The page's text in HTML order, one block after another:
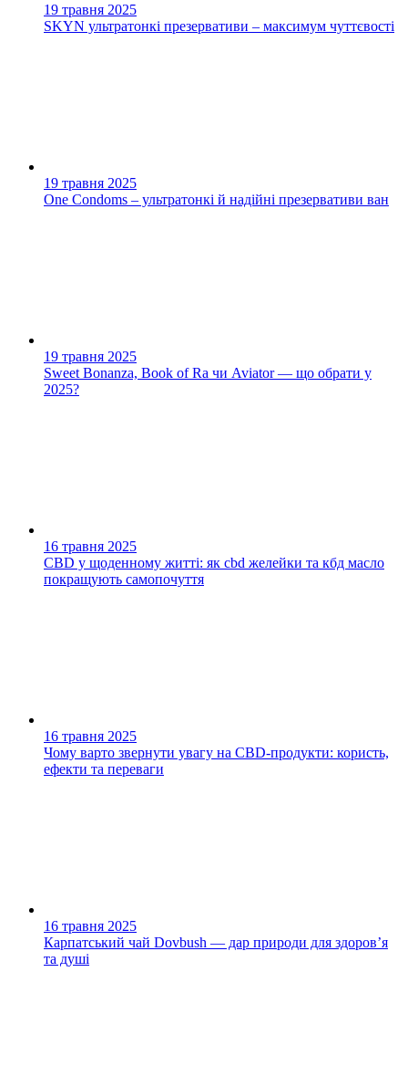
19 травня 2025
SKYN ультратонкі презервативи – максимум чуттєвості
19 травня 2025
One Condoms – ультратонкі й надійні презервативи ван
19 травня 2025
Sweet Bonanza, Book of Ra чи Aviator — що обрати у
2025?
16 травня 2025
CBD у щоденному житті: як cbd желейки та кбд масло
покращують самопочуття
16 травня 2025
Чому варто звернути увагу на CBD-продукти: користь,
ефекти та переваги
16 травня 2025
Карпатський чай Dovbush — дар природи для здоров’я
та душі